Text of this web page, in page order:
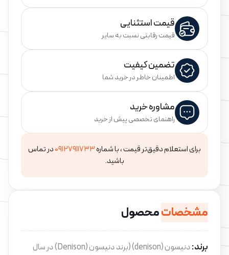
قیمت استثنایی
قیمت رقابتی نسبت به سایر
تضمین کیفیت
اطمینان خاطر در خرید شما
مشاوره خرید
راهنمای تخصصی پیش از خرید
برای استعلام دقیق‌تر قیمت ، با شماره۰۹۱۲۷۹۱۱۷۳۳در تماس
باشید.
مشخصاتمحصول
برند:
دنیسون (denison) (برند دنیسون (Denison) در سال